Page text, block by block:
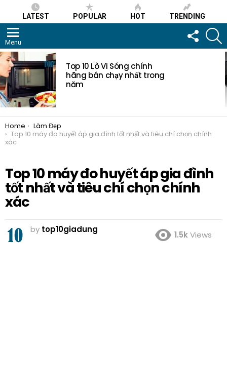
LATEST POPULAR HOT TRENDING
Menu
FOLLOW
US
MOST
VIEWED
STORIES
Top 10 Lò Vi Sóng chính
hãng bán chạy nhất trong
năm
You are here:
Home
Làm Đẹp
Top 10 máy đo huyết áp gia đình tốt nhất và tiêu chí chọn chính
xác
Top 10 máy đo huyết áp gia đình
tốt nhất và tiêu chí chọn chính
xác
by top10giadung
1.5kViews